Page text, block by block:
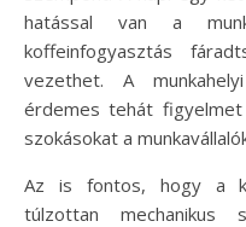
hatással van a
koffeinfogyasztás
vezethet. A
érdemes tehát
szokásokat a
Az is fontos, hogy a
túlzottan mechanikus